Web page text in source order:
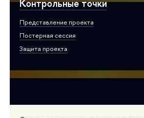
Контрольные точки
Представление проекта
Постерная сессия
Защита проекта